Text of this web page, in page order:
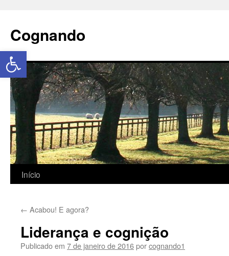
Abrir a barra de ferramentas
Cognando
Início
← Acabou! E agora?
Liderança e cognição
Publicado em 7 de janeiro de 2016porcognando1